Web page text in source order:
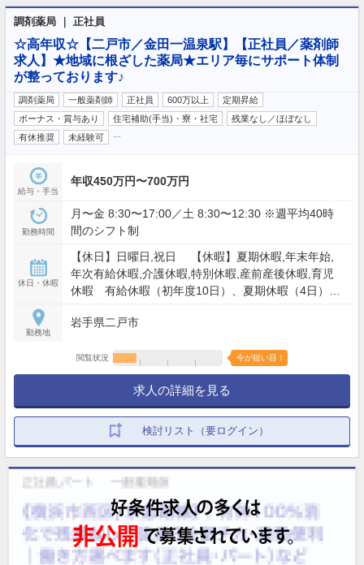
調剤薬局 ｜ 正社員
☆高年収☆【二戸市／金田一温泉駅】【正社員／薬剤師
求人】★地域に根ざした薬局★エリア毎にサポート体制
が整っております♪
調剤薬局 一般薬剤師 正社員 600万以上
定期昇給
ボーナス・賞与あり
住宅補助(手当)・寮・社宅
残業なし／ほぼなし
有休推奨
未経験可
給与・手当
年収450万円〜700万円
勤務時間
月〜金 8:30〜17:00／土 8:30〜12:30 ※週平均40時
間のシフト制
休日・休暇
【休日】日曜日,祝日 【休暇】夏期休暇,年末年始,
年次有給休暇,介護休暇,特別休暇,産前産後休暇,育児
休暇 有給休暇（初年度10日）、夏期休暇（4日）、
勤務地
岩手県二戸市
閲覧状況 今が狙い目！
求人の詳細を見る
検討リスト（要ログイン）